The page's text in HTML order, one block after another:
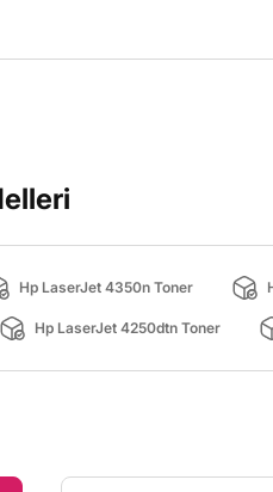
Hp LaserJet 4350n Toner
Hp LaserJet 4250dtn Toner